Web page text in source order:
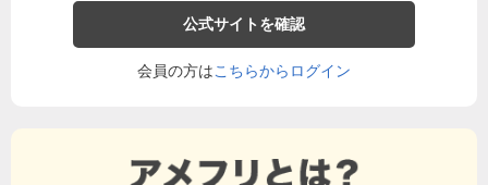
公式サイトを確認
会員の方はこちらからログイン